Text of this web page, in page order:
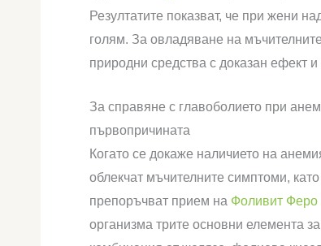
Резултатите показват, че при жени
голям. За овладяване на
природни средства с доказан ефект и
За справяне с главоболието при
първопричината
Когато се докаже наличието на
облекчат мъчителните симптоми,
препоръчват прием на Фоливит Феро
организма трите основни елемента